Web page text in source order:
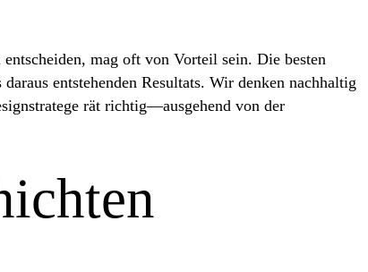
mag oft von Vorteil sein. Die besten
entstehenden Resultats. Wir denken nachhaltig
rät richtig—ausgehend von der